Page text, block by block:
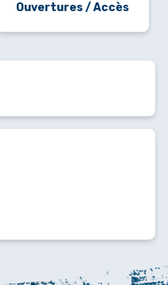
Ouvertures / Accès